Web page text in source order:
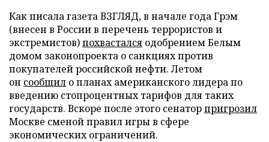
Как писала газета ВЗГЛЯД, в начале года Грэм
(внесен в России в перечень террористов и
экстремистов)похвастался одобрением Белым
домом законопроекта о санкциях против
покупателей российской нефти. Летом
он сообщил о планах американского лидера по
введению стопроцентных тарифов для таких
государств. Вскоре после этого сенаторпригрозил
Москве сменой правил игры в сфере
экономических ограничений.